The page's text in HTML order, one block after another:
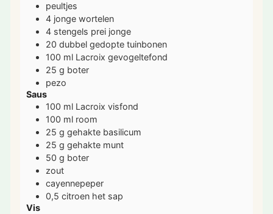
peultjes
4 jonge wortelen
4 stengels prei jonge
20 dubbel gedopte tuinbonen
100 ml Lacroix gevogeltefond
25 g boter
pezo
Saus
100 ml Lacroix visfond
100 ml room
25 g gehakte basilicum
25 g gehakte munt
50 g boter
zout
cayennepeper
0,5 citroen het sap
Vis